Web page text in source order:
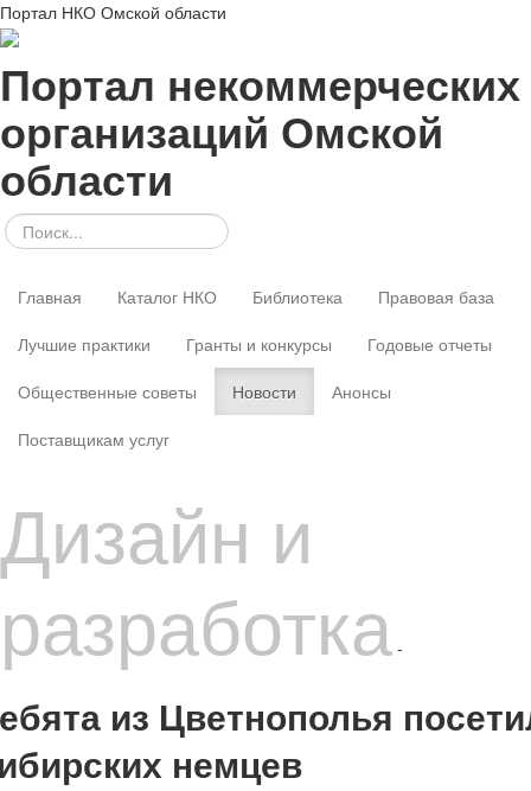
Портал НКО Омской области
Портал некоммерческих
организаций Омской
области
Главная Каталог НКО Библиотека
Правовая база
Лучшие практики
Гранты и конкурсы
Годовые отчеты
Общественные советы
Новости
Анонсы
Поставщикам услуг
Дизайн и
разработка -
из Цветнополья
немцев